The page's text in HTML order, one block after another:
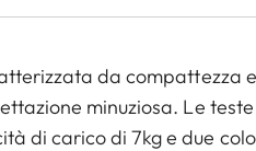
da compattezza
minuziosa. Le
di carico di 7kg e due